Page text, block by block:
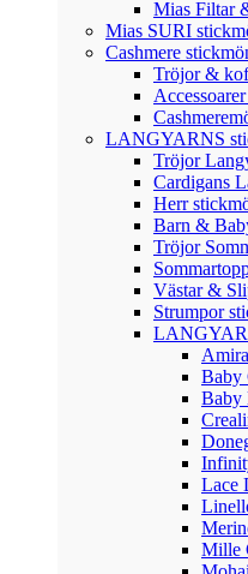
Mias Filtar
Mias SURI
Cashmere
Tröjor &
LANGYARNS
Tröjor
Cardigans
Herr
Barn &
Tröjor
Västar &
Strumpor
Baby
Baby
Lace
Mille